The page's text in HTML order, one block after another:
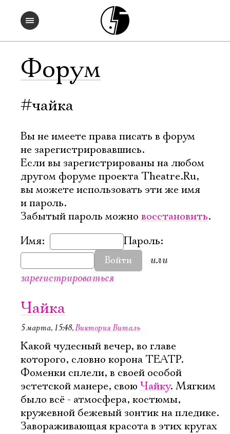
Форум
#чайка
Вы не имеете права писать в форум
не зарегистрировавшись.
Если вы зарегистрированы на любом
другом форуме проекта Theatre.Ru,
вы можете использовать эти же имя
и пароль.
Забытый пароль можно восстановить.
Имя:
Пароль:
Войти
или
зарегистрироваться
Чайка
5 марта, 15:48,Виктория Виталь
Какой чудесный вечер, во главе
которого, словно корона ТЕАТР.
Фоменки сплели, в своей особой
эстетской манере, свою Чайку. Мягким
было всё - атмосфера, костюмы,
кружевной бежевый зонтик на пледике.
Завораживающая красота в этих кругах